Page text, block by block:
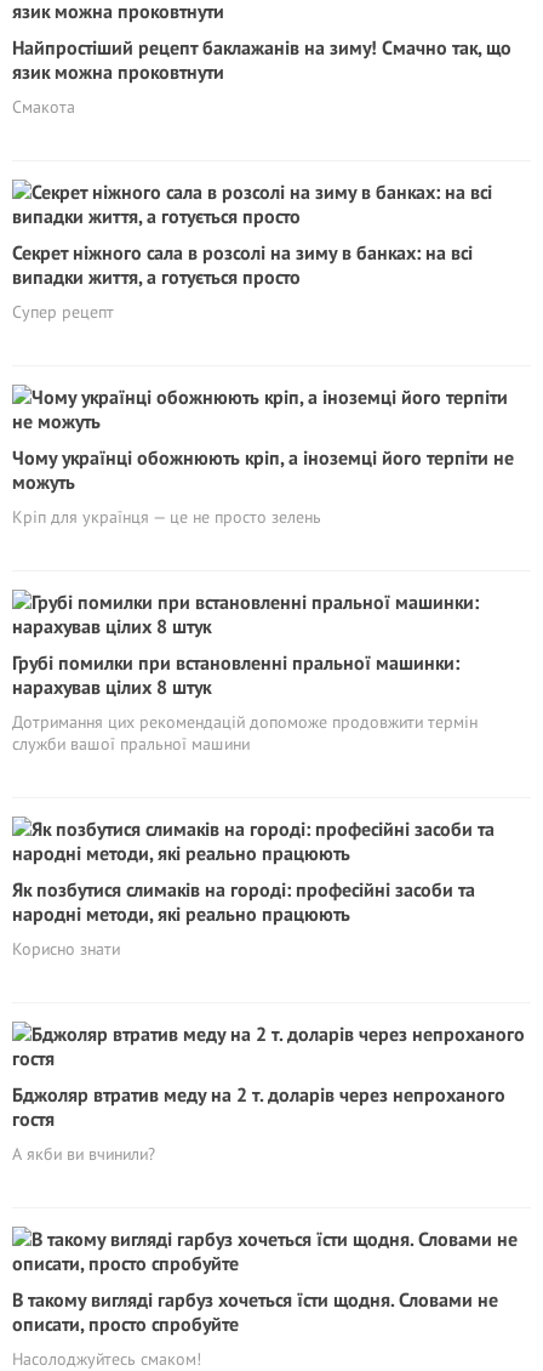
Найпростіший рецепт баклажанів на зиму! Смачно так, що
язик можна проковтнути
Смакота
Секрет ніжного сала в розсолі на зиму в банках: на всі
випадки життя, а готується просто
Супер рецепт
Чому українці обожнюють кріп, а іноземці його терпіти не
можуть
Кріп для українця — це не просто зелень
Грубі помилки при встановленні пральної машинки:
нарахував цілих 8 штук
Дотримання цих рекомендацій допоможе продовжити термін
служби вашої пральної машини
Як позбутися слимаків на городі: професійні засоби та
народні методи, які реально працюють
Корисно знати
Бджоляр втратив меду на 2 т. доларів через непроханого
гостя
А якби ви вчинили?
В такому вигляді гарбуз хочеться їсти щодня. Словами не
описати, просто спробуйте
Насолоджуйтесь смаком!